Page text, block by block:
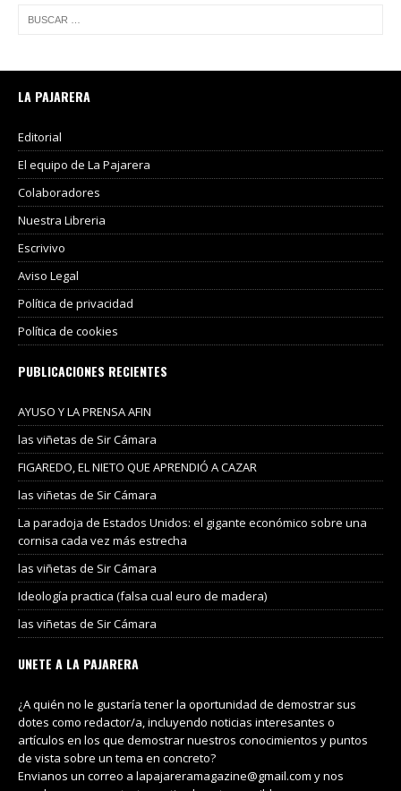
LA PAJARERA
Editorial
El equipo de La Pajarera
Colaboradores
Nuestra Libreria
Escrivivo
Aviso Legal
Política de privacidad
Política de cookies
PUBLICACIONES RECIENTES
AYUSO Y LA PRENSA AFIN
las viñetas de Sir Cámara
FIGAREDO, EL NIETO QUE APRENDIÓ A CAZAR
las viñetas de Sir Cámara
La paradoja de Estados Unidos: el gigante económico sobre una
cornisa cada vez más estrecha
las viñetas de Sir Cámara
Ideología practica (falsa cual euro de madera)
las viñetas de Sir Cámara
UNETE A LA PAJARERA
¿A quién no le gustaría tener la oportunidad de demostrar sus
dotes como redactor/a, incluyendo noticias interesantes o
artículos en los que demostrar nuestros conocimientos y puntos
de vista sobre un tema en concreto?
Envianos un correo a lapajareramagazine@gmail.com y nos